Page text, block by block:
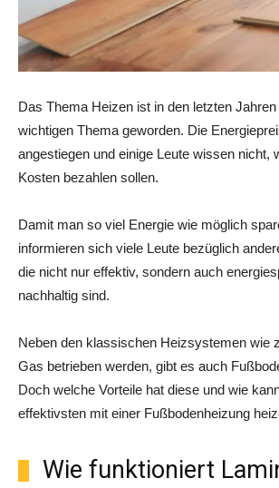
Das Thema Heizen ist in den letzten
wichtigen Thema geworden. Die
angestiegen und einige Leute wissen nicht,
Kosten bezahlen sollen.
Damit man so viel Energie wie möglich
informieren sich viele Leute bezüglich
die nicht nur effektiv, sondern auch
nachhaltig sind.
Neben den klassischen Heizsystemen wie
Gas betrieben werden, gibt es auch
Doch welche Vorteile hat diese und wie
effektivsten mit einer Fußbodenheizung
Wie funktioniert